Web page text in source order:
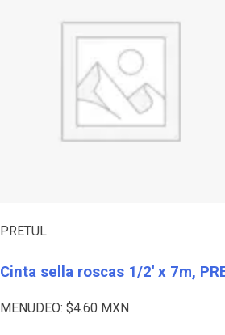
PRETUL
Cinta sella roscas 1/2′ x 7m,
MENUDEO: $4.60 MXN